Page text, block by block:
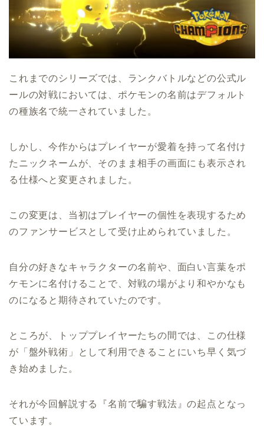
これまでのシリーズでは、ランクバトルなどの公式ル
ールの対戦においては、ポケモンの名前はデフォルト
の種族名で統一されていました。
しかし、今作からはプレイヤーが愛着を持って名付け
たニックネームが、そのまま相手の画面にも表示され
る仕様へと変更されました。
この変更は、当初はプレイヤーの個性を表現するため
のファンサービスとして受け止められていました。
自分の好きなキャラクターの名前や、面白い言葉をポ
ケモンに名付けることで、対戦の場がより和やかなも
のになると期待されていたのです。
ところが、トッププレイヤーたちの間では、この仕様
が「盤外戦術」として利用できることにいち早く気づ
き始めました。
それが今回解説する『名前で騙す戦法』の起点となっ
ています。